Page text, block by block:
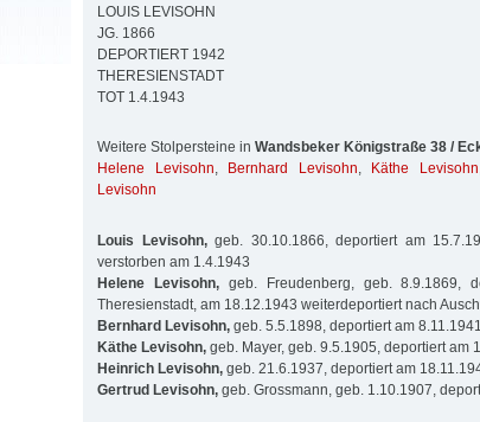
LOUIS LEVISOHN
JG. 1866
DEPORTIERT 1942
THERESIENSTADT
TOT 1.4.1943
Weitere Stolpersteine in Wandsbeker Königstraße 38 /
Helene Levisohn, Bernhard Levisohn, Käthe Levisohn
Levisohn
Louis Levisohn,geb. 30.10.1866, deportiert am
verstorben am 1.4.1943
Helene Levisohn,geb. Freudenberg, geb. 8.9.1869,
Theresienstadt, am 18.12.1943 weiterdeportiert nach
Bernhard Levisohn, geb. 5.5.1898, deportiert am
Käthe Levisohn, geb. Mayer, geb. 9.5.1905, deportiert am
Heinrich Levisohn, geb. 21.6.1937, deportiert am
Gertrud Levisohn, geb. Grossmann, geb. 1.10.1907,